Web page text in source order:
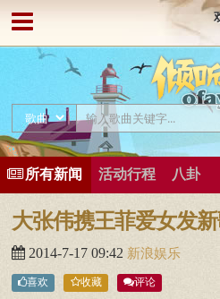
所有新闻 活动行程 八卦
大张伟携王菲爱女发
2014-7-17 09:42 新浪娱乐
喜欢 收藏 评论